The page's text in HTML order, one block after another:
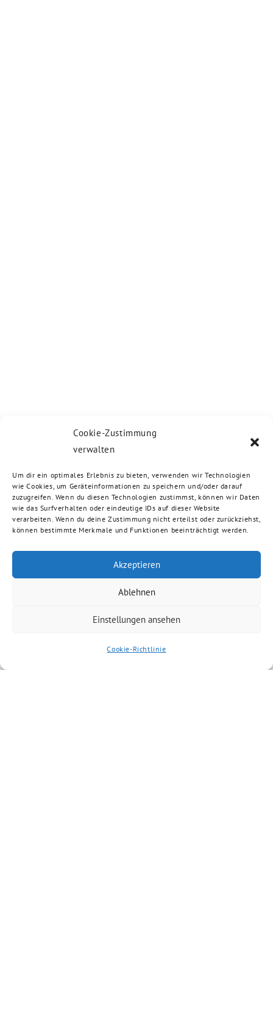
Cookie-Zustimmung
verwalten
Um dir ein optimales Erlebnis zu bieten, verwenden wir Technologien
wie Cookies, um Geräteinformationen zu speichern und/oder darauf
zuzugreifen. Wenn du diesen Technologien zustimmst, können wir Daten
wie das Surfverhalten oder eindeutige IDs auf dieser Website
verarbeiten. Wenn du deine Zustimmung nicht erteilst oder zurückziehst,
können bestimmte Merkmale und Funktionen beeinträchtigt werden.
Akzeptieren
Ablehnen
Einstellungen ansehen
Cookie-Richtlinie